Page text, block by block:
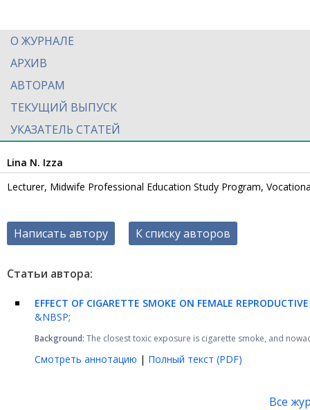
О ЖУРНАЛЕ
АРХИВ
АВТОРАМ
ТЕКУЩИЙ ВЫПУСК
УКАЗАТЕЛЬ СТАТЕЙ
Lina N. Izza
Lecturer, Midwife Professional Education Study Program,
Написать автору К списку авторов
Статьи автора:
EFFECT OF CIGARETTE SMOKE ON FEMALE
&NBSP;
Background: The closest toxic exposure is cigarette smoke, and
Смотреть аннотацию | Полный текст (PDF)
Все